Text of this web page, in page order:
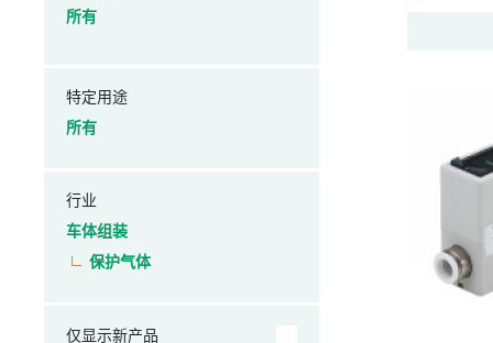
所有
特定用途
所有
行业
车体组装
保护气体
仅显示新产品